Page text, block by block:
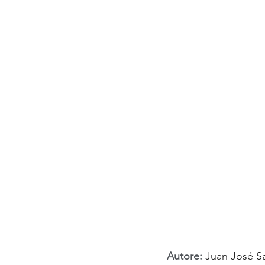
Autore: Juan José